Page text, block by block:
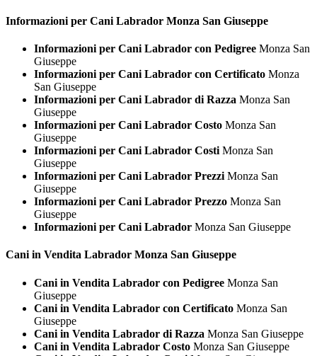
Informazioni per Cani Labrador Monza San Giuseppe
Informazioni per Cani Labrador con Pedigree Monza San
Giuseppe
Informazioni per Cani Labrador con Certificato Monza
San Giuseppe
Informazioni per Cani Labrador di Razza Monza San
Giuseppe
Informazioni per Cani Labrador Costo Monza San
Giuseppe
Informazioni per Cani Labrador Costi Monza San
Giuseppe
Informazioni per Cani Labrador Prezzi Monza San
Giuseppe
Informazioni per Cani Labrador Prezzo Monza San
Giuseppe
Informazioni per Cani Labrador Monza San Giuseppe
Cani in Vendita Labrador Monza San Giuseppe
Cani in Vendita Labrador con Pedigree Monza San
Giuseppe
Cani in Vendita Labrador con Certificato Monza San
Giuseppe
Cani in Vendita Labrador di Razza Monza San Giuseppe
Cani in Vendita Labrador Costo Monza San Giuseppe